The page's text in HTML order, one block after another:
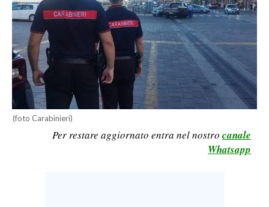
SPORT IN SARDEGNA
SPORT
RISULTATI E CLASSIFICHE
CALCIO
CALCIO REGIONALE
BASKET
(foto Carabinieri)
Per restare aggiornato entra nel nostro canale
Whatsapp